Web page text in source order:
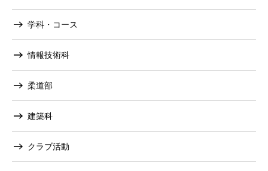
学科・コース
情報技術科
柔道部
建築科
クラブ活動